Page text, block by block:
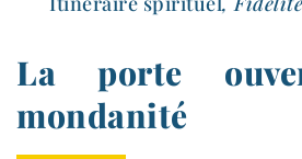
La porte
mondanité